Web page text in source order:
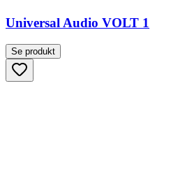
Universal Audio VOLT 1
Se produkt